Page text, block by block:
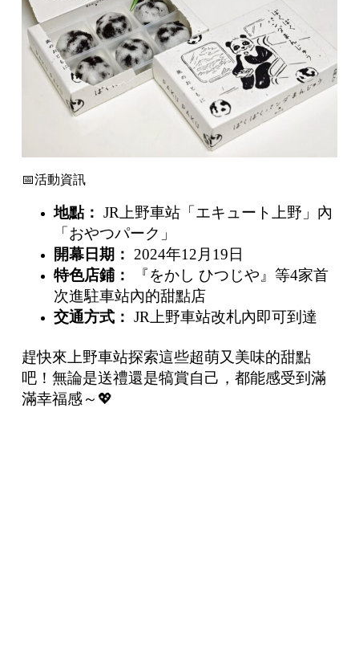
📅活動資訊
地點： JR上野車站「エキュート上野」內
「おやつパーク」
開幕日期：
2024年12月19日
特色店鋪：
『をかし ひつじや』等4家首
次進駐車站內的甜點店
交通方式： JR上野車站改札內即可到達
趕快來上野車站探索這些超萌又美味的甜點
吧！無論是送禮還是犒賞自己，都能感受到滿
滿幸福感～💖